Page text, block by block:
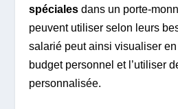
spéciales dans un porte-
peuvent utiliser selon leurs
salarié peut ainsi visualiser
budget personnel et l’utiliser
personnalisée.